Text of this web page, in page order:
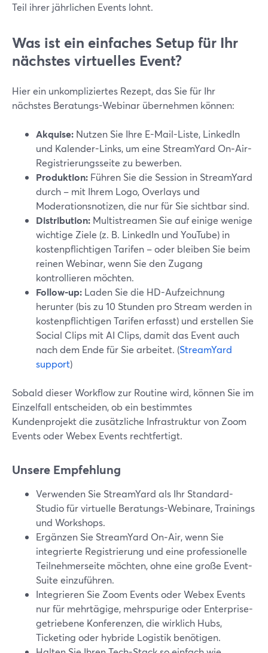
Teil ihrer jährlichen Events lohnt.
Was ist ein einfaches Setup für Ihr
nächstes virtuelles Event?
Hier ein unkompliziertes Rezept, das Sie für Ihr
nächstes Beratungs-Webinar übernehmen können:
Akquise: Nutzen Sie Ihre E-Mail-Liste, LinkedIn
und Kalender-Links, um eine StreamYard On‑Air-
Registrierungsseite zu bewerben.
Produktion: Führen Sie die Session in StreamYard
durch – mit Ihrem Logo, Overlays und
Moderationsnotizen, die nur für Sie sichtbar sind.
Distribution: Multistreamen Sie auf einige wenige
wichtige Ziele (z. B. LinkedIn und YouTube) in
kostenpflichtigen Tarifen – oder bleiben Sie beim
reinen Webinar, wenn Sie den Zugang
kontrollieren möchten.
Follow-up: Laden Sie die HD-Aufzeichnung
herunter (bis zu 10 Stunden pro Stream werden in
kostenpflichtigen Tarifen erfasst) und erstellen Sie
Social Clips mit AI Clips, damit das Event auch
nach dem Ende für Sie arbeitet. (StreamYard
support)
Sobald dieser Workflow zur Routine wird, können Sie im
Einzelfall entscheiden, ob ein bestimmtes
Kundenprojekt die zusätzliche Infrastruktur von Zoom
Events oder Webex Events rechtfertigt.
Unsere Empfehlung
Verwenden Sie StreamYard als Ihr Standard-
Studio für virtuelle Beratungs-Webinare, Trainings
und Workshops.
Ergänzen Sie StreamYard On‑Air, wenn Sie
integrierte Registrierung und eine professionelle
Teilnehmerseite möchten, ohne eine große Event-
Suite einzuführen.
Integrieren Sie Zoom Events oder Webex Events
nur für mehrtägige, mehrspurige oder Enterprise-
getriebene Konferenzen, die wirklich Hubs,
Ticketing oder hybride Logistik benötigen.